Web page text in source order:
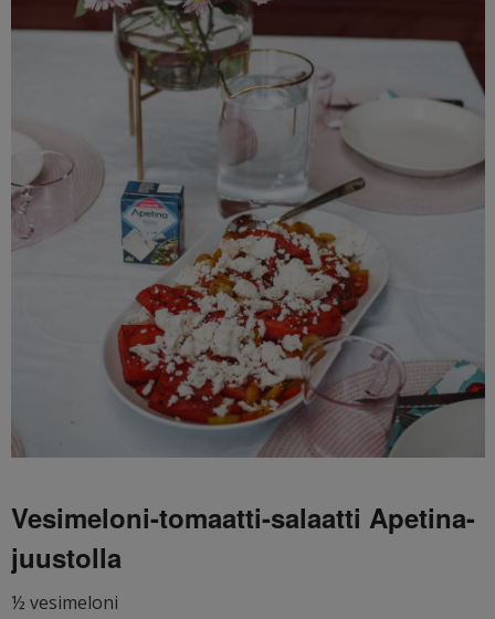
Vesimeloni-tomaatti-salaatti Apetina-
juustolla
½ vesimeloni